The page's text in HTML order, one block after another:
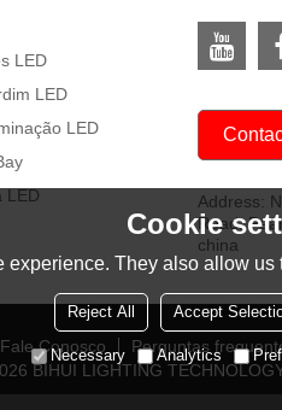
LED
LED
LED
LED
Address:
Road,
china
Fale Conosco Perguntas
BIHUI LIGHTING
Cookie
They also allow
Reject All Accept
Necessary Analytics